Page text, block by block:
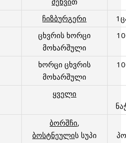
ჩიზბურგერი
ცხვრის ხორცი
მოხარშული
ხორცი ცხვრის
მოხარშული
ყველი
ბორშჩი,
ბოსტნეულის სუპი